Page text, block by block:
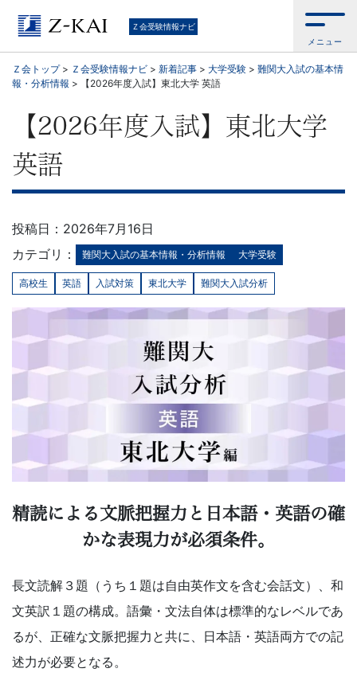
中
学
受
験・
高
受
験・
学
受
験
に
強
Ｚ
会
な
Ｚ会受験情報ナビ
メニュー
Ｚ会トップ> Ｚ会受験情報ナビ > 新着記事 > 大学受験 > 難関大入試の基本情
報・分析情報 > 【2026年度入試】東北大学 英語
【2026年度入試】東北大学
英語
投稿日：2026年7月16日
カテゴリ：
難関大入試の基本情報・分析情報 大学受験
高校生 英語 入試対策 東北大学 難関大入試分析
精読による文脈把握力と日本語・英語の確
かな表現力が必須条件。
長文読解３題（うち１題は自由英作文を含む会話文）、和
文英訳１題の構成。語彙・文法自体は標準的なレベルであ
るが、正確な文脈把握力と共に、日本語・英語両方での記
述力が必要となる。